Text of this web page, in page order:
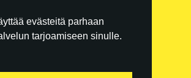
evästeitä parhaan
tarjoamiseen sinulle.